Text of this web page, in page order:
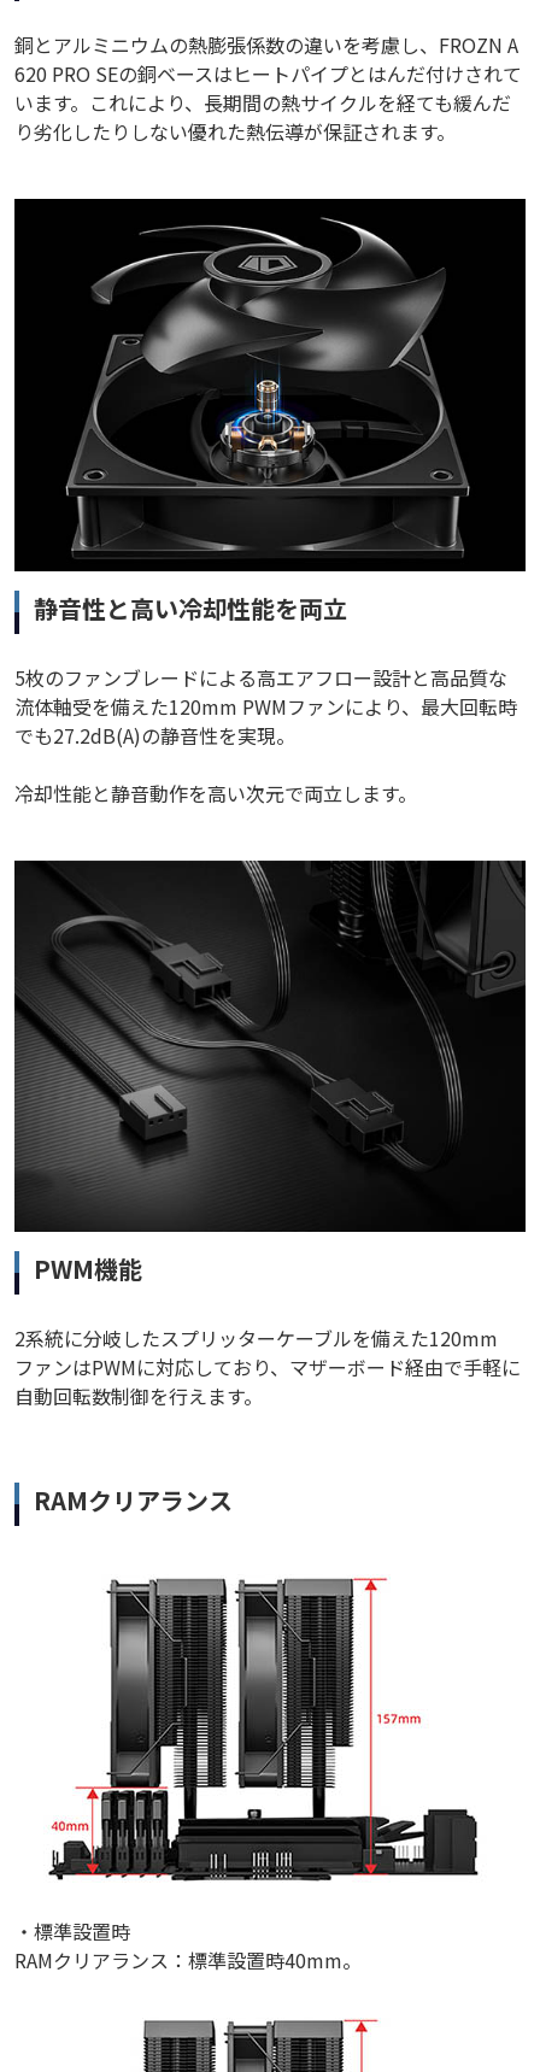
銅とアルミニウムの熱膨張係数の違いを考慮し、FROZN A
620 PRO SEの銅ベースはヒートパイプとはんだ付けされて
います。これにより、長期間の熱サイクルを経ても緩んだ
り劣化したりしない優れた熱伝導が保証されます。
静音性と高い冷却性能を両立
5枚のファンブレードによる高エアフロー設計と高品質な
流体軸受を備えた120mm PWMファンにより、最大回転時
でも27.2dB(A)の静音性を実現。
冷却性能と静音動作を高い次元で両立します。
PWM機能
2系統に分岐したスプリッターケーブルを備えた120mm
ファンはPWMに対応しており、マザーボード経由で手軽に
自動回転数制御を行えます。
RAMクリアランス
・標準設置時
RAMクリアランス：標準設置時40mm。